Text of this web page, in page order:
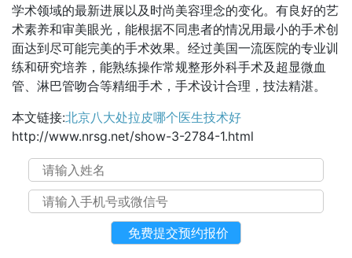
学术领域的最新进展以及时尚美容理念的变化。有良好的艺
术素养和审美眼光，能根据不同患者的情况用最小的手术创
面达到尽可能完美的手术效果。经过美国一流医院的专业训
练和研究培养，能熟练操作常规整形外科手术及超显微血
管、淋巴管吻合等精细手术，手术设计合理，技法精湛。
本文链接:北京八大处拉皮哪个医生技术好
http://www.nrsg.net/show-3-2784-1.html